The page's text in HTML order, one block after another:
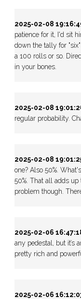
2025-02-08
patience for it, I'd sit
down the tally for
a 100 rolls or so.
in your bones.
2025-02-08
regular probability.
2025-02-08
one? Also 50%.
50%. That all adds
problem though.
2025-02-06
any pedestal, but it’s
pretty rich and
2025-02-06